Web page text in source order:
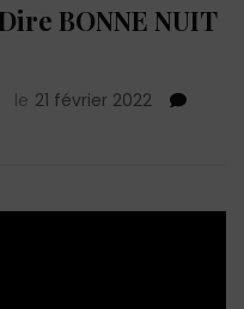
BONNE NUIT
le 21 février 2022